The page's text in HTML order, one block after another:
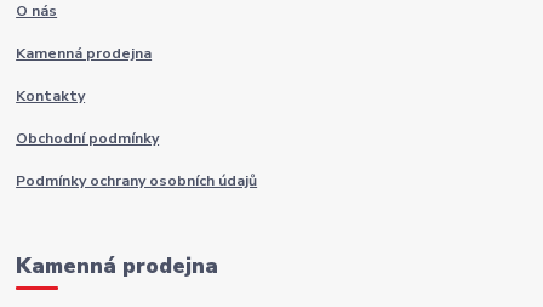
O nás
Kamenná prodejna
Kontakty
Obchodní podmínky
Podmínky ochrany osobních údajů
Kamenná prodejna